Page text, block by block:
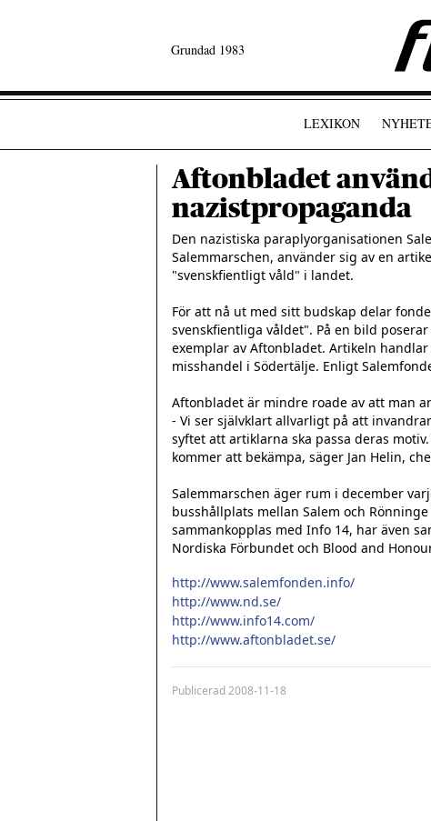
Grundad 1983
LEXIKON
Aftonbladet
nazistpropaganda
Den nazistiska paraplyorganisationen
Salemmarschen, använder sig av en
"svenskfientligt våld" i landet.
För att nå ut med sitt budskap delar
svenskfientliga våldet". På en bild
exemplar av Aftonbladet. Artikeln
misshandel i Södertälje. Enligt
Aftonbladet är mindre roade av att man
- Vi ser självklart allvarligt på att
syftet att artiklarna ska passa deras
kommer att bekämpa, säger Jan Helin,
Salemmarschen äger rum i december
busshållplats mellan Salem och
sammankopplas med Info 14, har även
Nordiska Förbundet och Blood and
http://www.salemfonden.info/
http://www.nd.se/
http://www.info14.com/
http://www.aftonbladet.se/
Publicerad2008-11-18